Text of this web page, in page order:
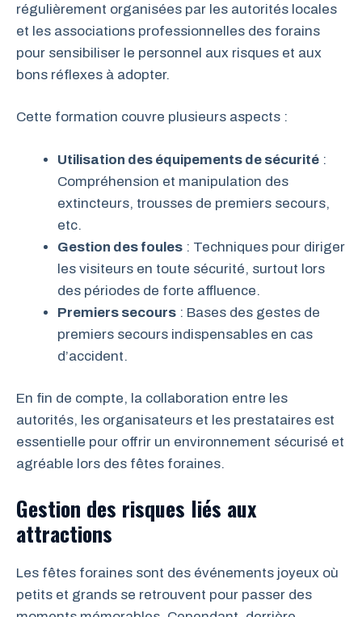
régulièrement organisées par les autorités locales
et les associations professionnelles des forains
pour sensibiliser le personnel aux risques et aux
bons réflexes à adopter.
Cette formation couvre plusieurs aspects :
Utilisation des équipements de sécurité :
Compréhension et manipulation des
extincteurs, trousses de premiers secours,
etc.
Gestion des foules : Techniques pour diriger
les visiteurs en toute sécurité, surtout lors
des périodes de forte affluence.
Premiers secours : Bases des gestes de
premiers secours indispensables en cas
d’accident.
En fin de compte, la collaboration entre les
autorités, les organisateurs et les prestataires est
essentielle pour offrir un environnement sécurisé et
agréable lors des fêtes foraines.
Gestion des risques liés aux
attractions
Les fêtes foraines sont des événements joyeux où
petits et grands se retrouvent pour passer des